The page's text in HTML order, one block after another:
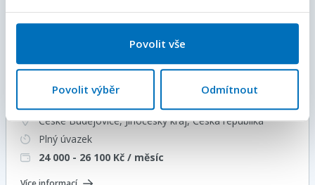
Povolit vše
Povolit výběr Odmítnout
Řidič/ka VZV | stačí praxe | Týdenní
zálohy
České Budějovice, Jihočeský kraj, Česká republika
Plný úvazek
24 000 - 26 100 Kč / měsíc